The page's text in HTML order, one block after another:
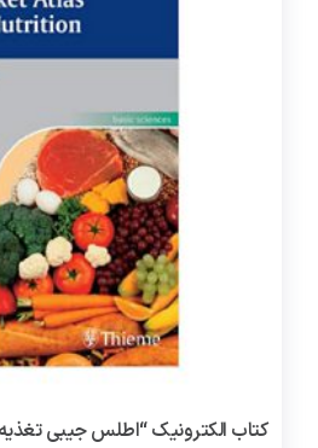
کتاب الکترونیک “اطلس جیبی